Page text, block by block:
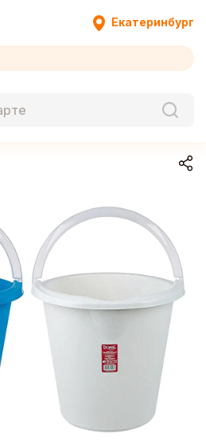
Екатеринбург